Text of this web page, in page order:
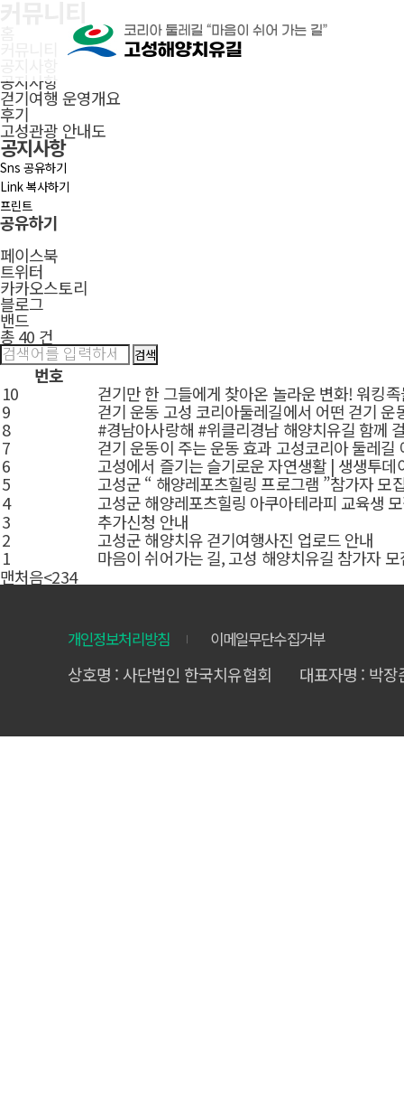
공지사항
걷기여행 운영개요
후기
고성관광 안내도
공지사항
Sns 공유하기
Link 복사하기
프린트
공유하기
닫
기
페이스북
트위터
카카오스토리
블로그
밴드
총 40 건
번호
10 걷기만 한 그들에게 찾아온 놀라운 변화! 워킹
9 걷기 운동 고성 코리아둘레길에서 어떤 걷기
8 #경남아사랑해 #위클리경남 해양치유길 함께
7 걷기 운동이 주는 운동 효과 고성코리아 둘레
6 고성에서 즐기는 슬기로운 자연생활 | 생생투
5
고성군 “ 해양레포츠힐링 프로그램 ”참가자 모
4
고성군 해양레포츠힐링 아쿠아테라피 교육생
3
추가신청 안내
2 고성군 해양치유 걷기여행사진 업로드 안내
1
마음이 쉬어가는 길, 고성 해양치유길 참가자 모
맨처음<234
개인정보처리방침 이메일무단수집거부
상호명 : 사단법인 한국치유협회 대표자명 : 박장